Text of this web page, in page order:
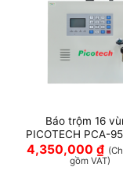
Báo trộm 16
PICOTECH PCA-
4,350,000 ₫
gồm VAT)